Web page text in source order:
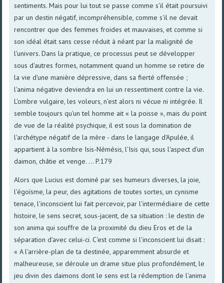
sentiments. Mais pour lui tout se passe comme s'il était poursuivi
par un destin négatif, incompréhensible, comme s'il ne devait
rencontrer que des femmes froides et mauvaises, et comme si
son idéal était sans cesse réduit à néant par la malignité de
l'univers. Dans la pratique, ce processus peut se développer
sous d'autres formes, notamment quand un homme se retire de
la vie d'une manière dépressive, dans sa fierté offensée ;
l'anima négative deviendra en lui un ressentiment contre la vie.
L'ombre vulgaire, les voleurs, n'est alors ni vécue ni intégrée. Il
semble toujours qu'un tel homme ait « la poisse », mais du point
de vue de la réalité psychique, il est sous la domination de
l'archétype négatif de la mère - dans le langage d'Apulée, il
appartient à la sombre Isis-Némésis, l'Isis qui, sous l'aspect d'un
daimon, châtie et venge. ... P.179
Alors que Lucius est dominé par ses humeurs diverses, la joie,
l'égoïsme, la peur, des agitations de toutes sortes, un cynisme
tenace, l'inconscient lui fait percevoir, par l'intermédiaire de cette
histoire, le sens secret, sous-jacent, de sa situation : le destin de
son anima qui souffre de la proximité du dieu Eros et de la
séparation d'avec celui-ci. C'est comme si l'inconscient lui disait :
« A l'arrière-plan de ta destinée, apparemment absurde et
malheureuse, se déroule un drame situe plus profondément, le
jeu divin des daimons dont le sens est la rédemption de l'anima